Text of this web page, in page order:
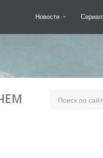
Новости